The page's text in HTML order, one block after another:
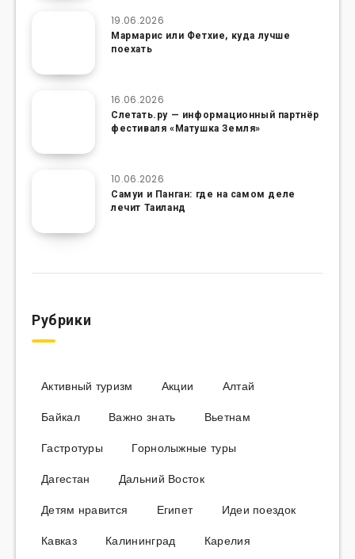
19.06.2026
Мармарис или Фетхие, куда лучше
поехать
16.06.2026
Слетать.ру — информационный партнёр
фестиваля «Матушка Земля»
10.06.2026
Самуи и Панган: где на самом деле
лечит Таиланд
Рубрики
Активный туризм Акции
Алтай
Байкал
Важно знать
Вьетнам
Гастротуры
Горнолыжные туры
Дагестан
Дальний Восток
Детям нравится
Египет
Идеи поездок
Кавказ
Калининград
Карелия